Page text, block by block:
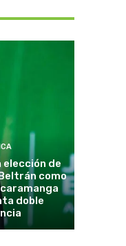
elección de
como
doble